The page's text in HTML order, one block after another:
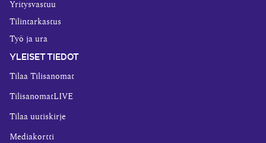
Yritysvastuu
Tilintarkastus
Työ ja ura
YLEISET TIEDOT
Tilaa Tilisanomat
TilisanomatLIVE
Tilaa uutiskirje
Mediakortti